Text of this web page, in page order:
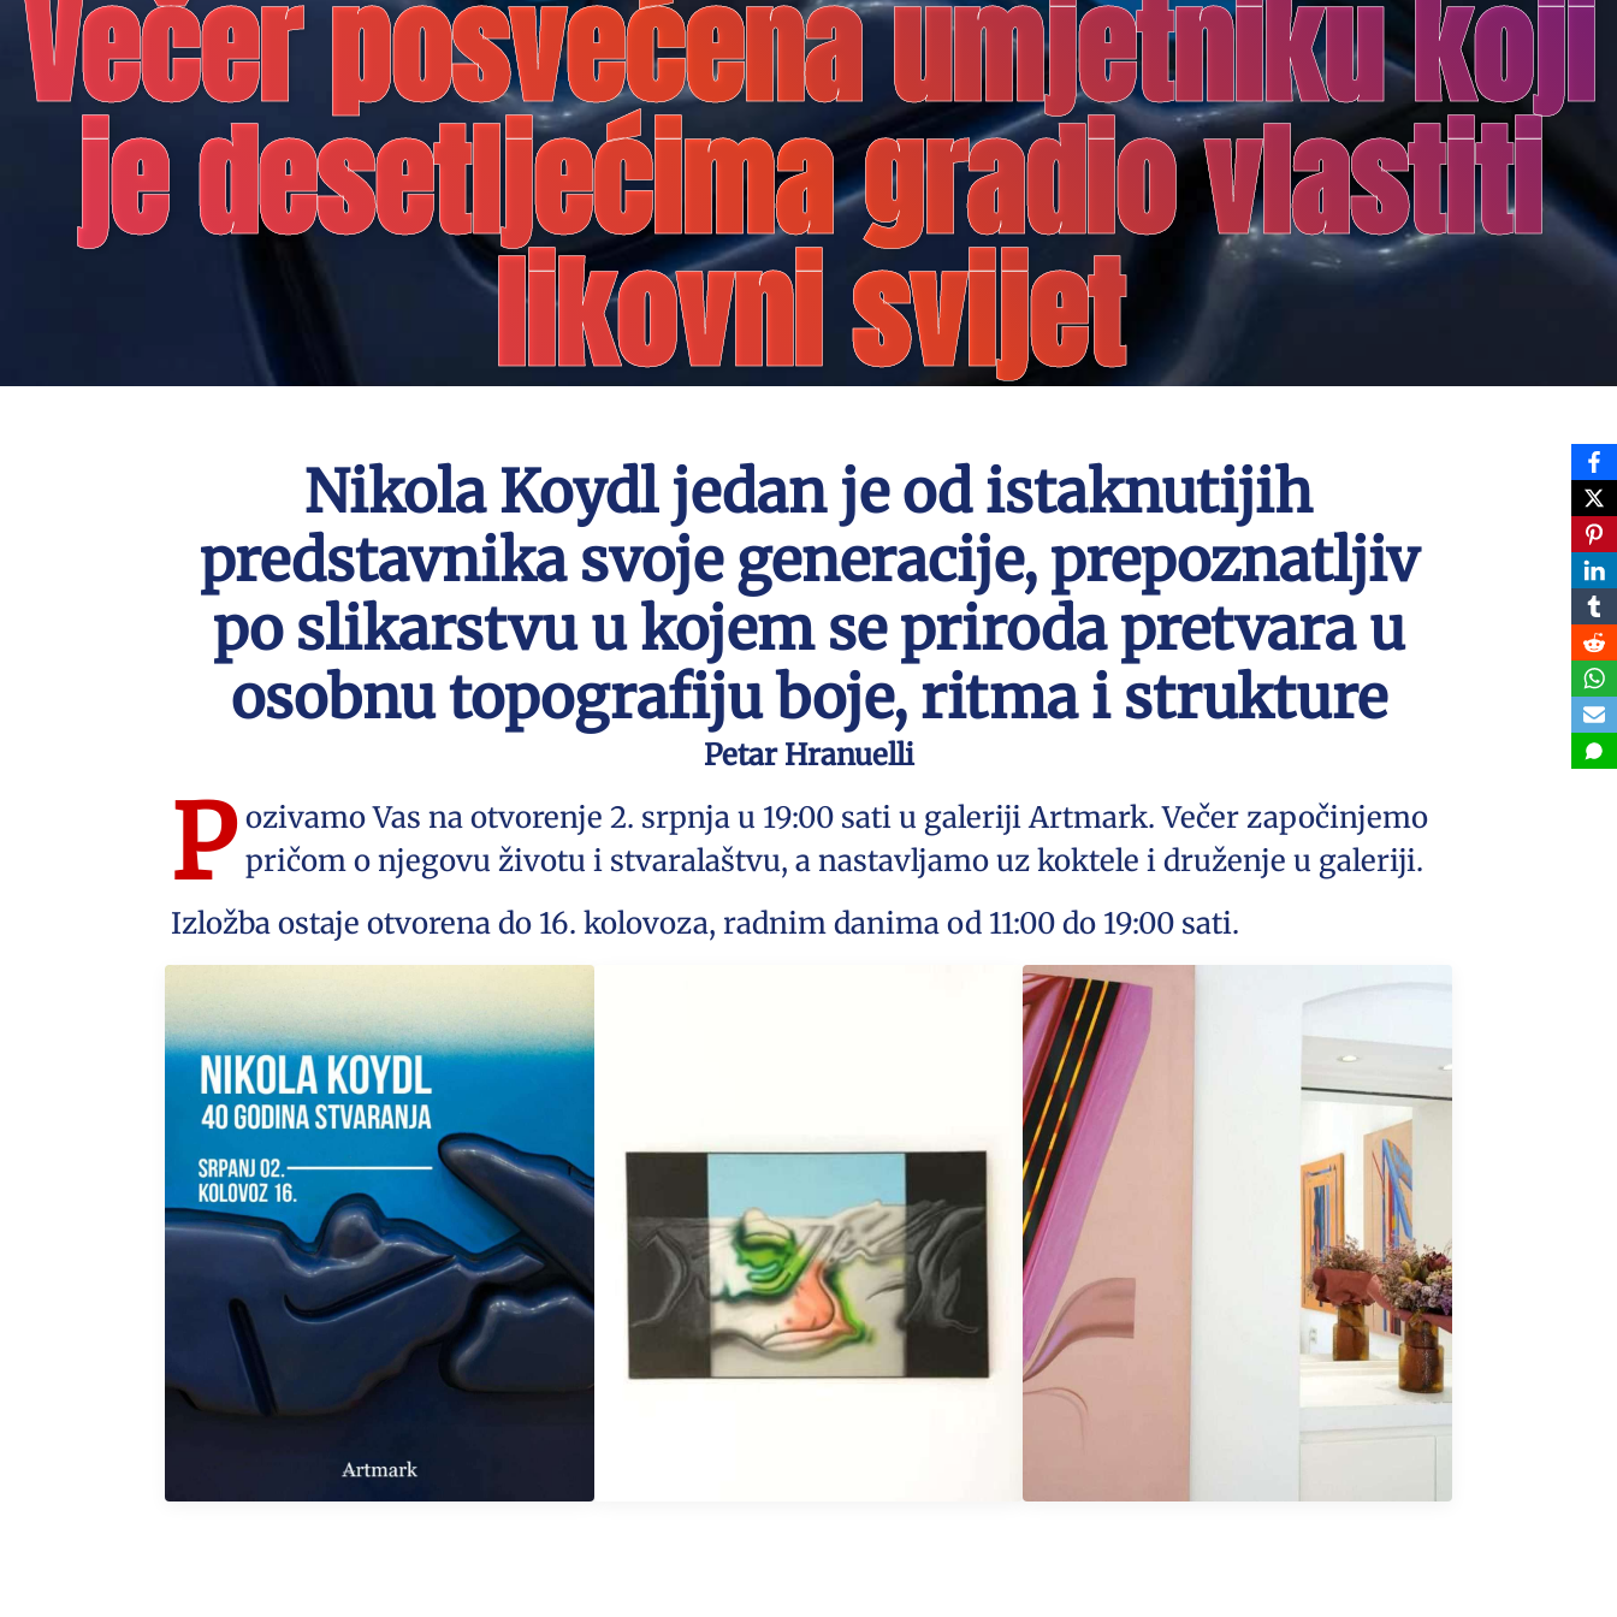
Večer posvećena umjetniku koji
je desetljećima gradio vlastiti
likovni svijet
Nikola Koydl jedan je od istaknutijih
predstavnika svoje generacije, prepoznatljiv
po slikarstvu u kojem se priroda pretvara u
osobnu topografiju boje, ritma i strukture
Petar Hranuelli
P ozivamo Vas na otvorenje 2. srpnja u 19:00 sati u galeriji Artmark. Večer započinjemo
pričom o njegovu životu i stvaralaštvu, a nastavljamo uz koktele i druženje u galeriji.
Izložba ostaje otvorena do 16. kolovoza, radnim danima od 11:00 do 19:00 sati.